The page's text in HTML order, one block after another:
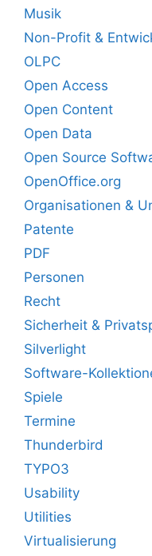
Musik
Non-Profit &
OLPC
Open Access
Open Content
Open Data
Open Source
OpenOffice.org
Organisationen &
Patente
PDF
Personen
Recht
Sicherheit &
Silverlight
Software-
Spiele
Termine
Thunderbird
TYPO3
Usability
Utilities
Virtualisierung